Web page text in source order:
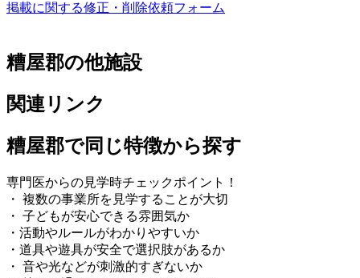
掲載に関する修正・削除依頼フォーム
糟屋郡の他施設
関連リンク
糟屋郡で同じ特徴から探す
専門医からの見学時チェックポイント！
・ 複数の事業所を見学することが大切
・ 子どもが安心できる雰囲気か
・活動やルールがわかりやすいか
・道具や遊具が安全で選択肢があるか
・ 音や光などが刺激的すぎないか